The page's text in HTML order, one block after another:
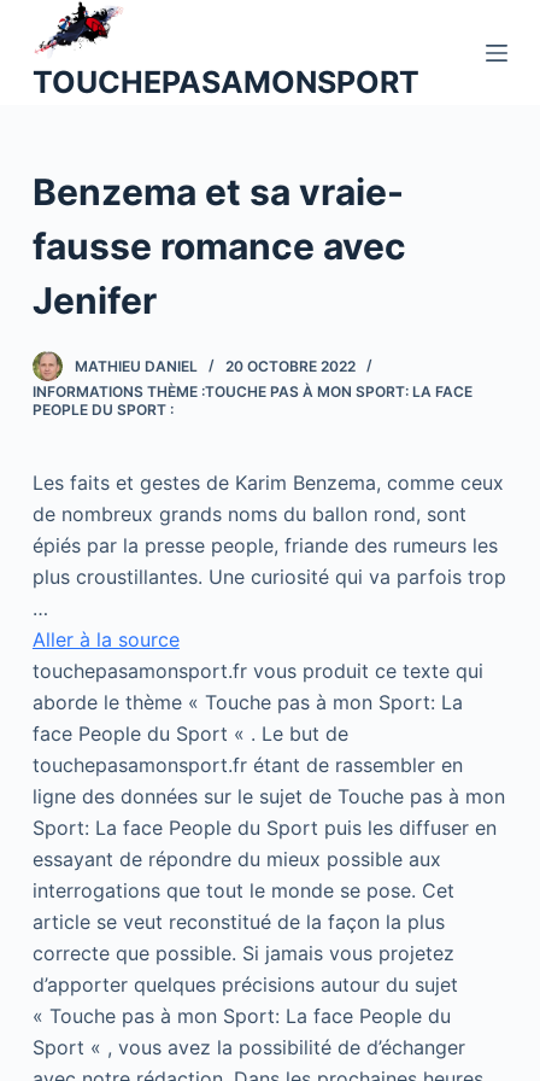
u
o
e
TOUCHEPASAMONSPORT
Benzema et sa vraie-
fausse romance avec
Jenifer
MATHIEU DANIEL
20 OCTOBRE 2022
INFORMATIONS THÈME :TOUCHE PAS À MON SPORT: LA FACE
PEOPLE DU SPORT :
Les faits et gestes de Karim Benzema, comme ceux
de nombreux grands noms du ballon rond, sont
épiés par la presse people, friande des rumeurs les
plus croustillantes. Une curiosité qui va parfois trop
…
Aller à la source
touchepasamonsport.fr vous produit ce texte qui
aborde le thème « Touche pas à mon Sport: La
face People du Sport « . Le but de
touchepasamonsport.fr étant de rassembler en
ligne des données sur le sujet de Touche pas à mon
Sport: La face People du Sport puis les diffuser en
essayant de répondre du mieux possible aux
interrogations que tout le monde se pose. Cet
article se veut reconstitué de la façon la plus
correcte que possible. Si jamais vous projetez
d’apporter quelques précisions autour du sujet
« Touche pas à mon Sport: La face People du
Sport « , vous avez la possibilité de d’échanger